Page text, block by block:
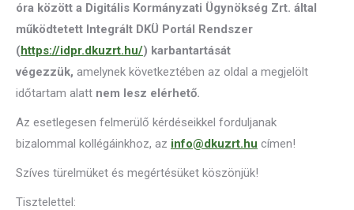
óra között a Digitális Kormányzati Ügynökség Zrt. által
működtetett Integrált DKÜ Portál Rendszer
(https://idpr.dkuzrt.hu/) karbantartását
végezzük, amelynek következtében az oldal a megjelölt
időtartam alatt nem lesz elérhető.
Az esetlegesen felmerülő kérdéseikkel forduljanak
bizalommal kollégáinkhoz, az info@dkuzrt.hu címen!
Szíves türelmüket és megértésüket köszönjük!
Tisztelettel: